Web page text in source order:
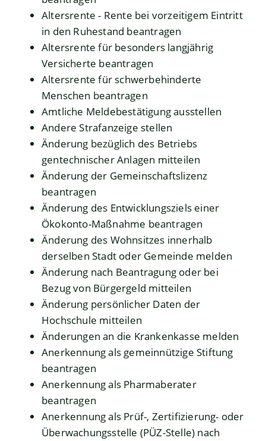
Altersrente - Rente bei vorzeitigem Eintritt
in den Ruhestand beantragen
Altersrente für besonders langjährig
Versicherte beantragen
Altersrente für schwerbehinderte
Menschen beantragen
Amtliche Meldebestätigung ausstellen
Andere Strafanzeige stellen
Änderung bezüglich des Betriebs
gentechnischer Anlagen mitteilen
Änderung der Gemeinschaftslizenz
beantragen
Änderung des Entwicklungsziels einer
Ökokonto-Maßnahme beantragen
Änderung des Wohnsitzes innerhalb
derselben Stadt oder Gemeinde melden
Änderung nach Beantragung oder bei
Bezug von Bürgergeld mitteilen
Änderung persönlicher Daten der
Hochschule mitteilen
Änderungen an die Krankenkasse melden
Anerkennung als gemeinnützige Stiftung
beantragen
Anerkennung als Pharmaberater
beantragen
Anerkennung als Prüf-, Zertifizierung- oder
Überwachungsstelle (PÜZ-Stelle) nach